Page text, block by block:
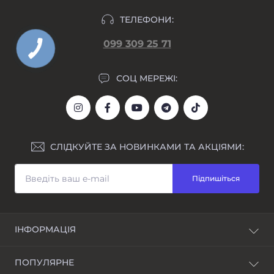
ТЕЛЕФОНИ:
099 309 25 71
СОЦ МЕРЕЖІ:
СЛІДКУЙТЕ ЗА НОВИНКАМИ ТА АКЦІЯМИ:
Підпишіться
ІНФОРМАЦІЯ
Awarder - бренд наручних годинників
ПОПУЛЯРНЕ